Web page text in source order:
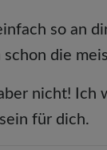
so an
schon die
nicht! Ich
für dich.